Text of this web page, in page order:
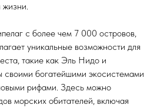
жизни.
с более чем 7 000 островов,
уникальные возможности для
такие как Эль Нидо и
своими богатейшими экосистемами
рифами. Здесь можно
морских обитателей, включая